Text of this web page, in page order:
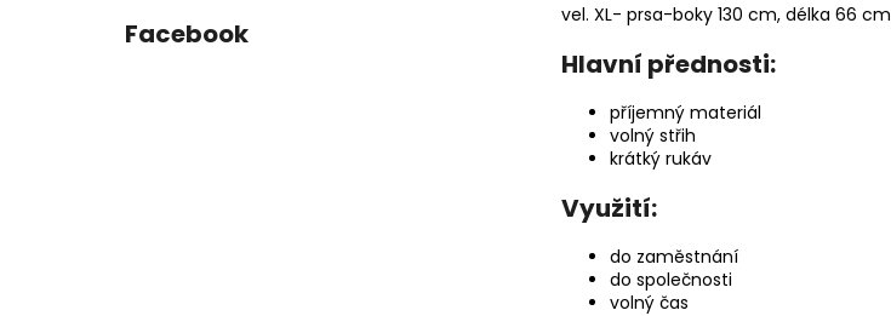
Facebook
vel. XL- prsa-boky 130 cm, délka 66 cm
Hlavní přednosti:
příjemný materiál
volný střih
krátký rukáv
Využití:
do zaměstnání
do společnosti
volný čas